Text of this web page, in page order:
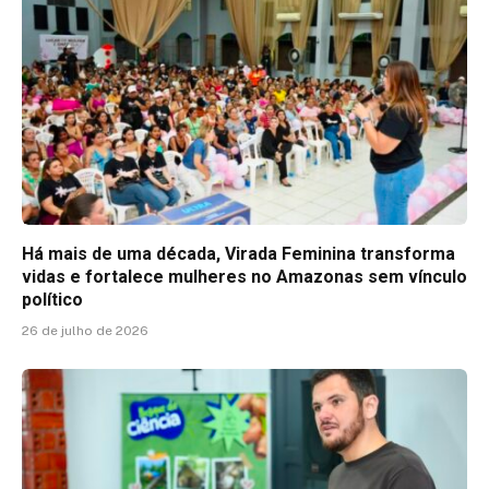
Há mais de uma década, Virada Feminina transforma
vidas e fortalece mulheres no Amazonas sem vínculo
político
26 de julho de 2026